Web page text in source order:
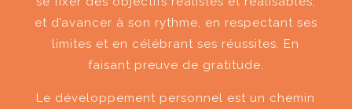
et d’avancer à son rythme, en respectant ses
limites et en célébrant ses réussites. En
faisant preuve de gratitude.
Le développement personnel est un chemin